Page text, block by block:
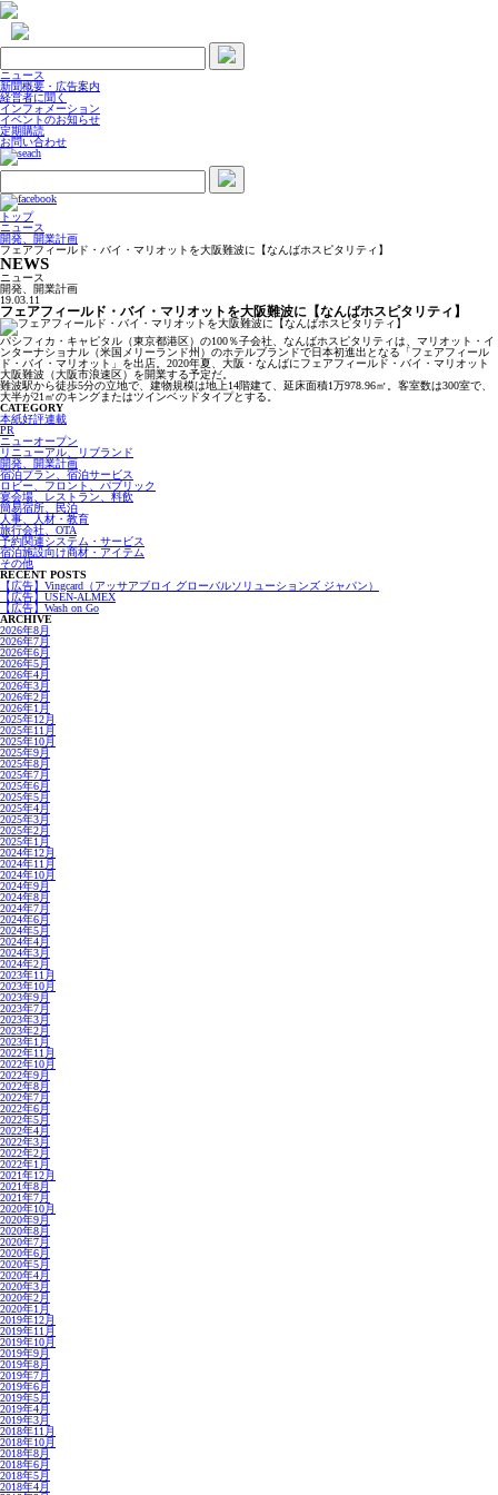
ニュース
新聞概要・広告案内
経営者に聞く
インフォメーション
イベントのお知らせ
定期購読
お問い合わせ
トップ
ニュース
開発、開業計画
フェアフィールド・バイ・マリオットを大阪難波に【なんばホスピタリティ】
NEWS
ニュース
開発、開業計画
19.03.11
フェアフィールド・バイ・マリオットを大阪難波に【なんばホスピタリティ】
パシフィカ・キャピタル（東京都港区）の100％子会社、なんばホスピタリティは、マリオット・イ
ンターナショナル（米国メリーランド州）のホテルブランドで日本初進出となる「フェアフィール
ド・バイ・マリオット」を出店。2020年夏、大阪・なんばにフェアフィールド・バイ・マリオット
大阪難波（大阪市浪速区）を開業する予定だ。
難波駅から徒歩5分の立地で、建物規模は地上14階建て、延床面積1万978.96㎡。客室数は300室で、
大半が21㎡のキングまたはツインベッドタイプとする。
CATEGORY
本紙好評連載
PR
ニューオープン
リニューアル、リブランド
開発、開業計画
宿泊プラン、宿泊サービス
ロビー、フロント、パブリック
宴会場、レストラン、料飲
簡易宿所、民泊
人事、人材・教育
旅行会社、OTA
予約関連システム・サービス
宿泊施設向け商材・アイテム
その他
RECENT POSTS
【広告】Vingcard（アッサアブロイ グローバルソリューションズ ジャパン）
【広告】USEN-ALMEX
【広告】Wash on Go
ARCHIVE
2026年8月
2026年7月
2026年6月
2026年5月
2026年4月
2026年3月
2026年2月
2026年1月
2025年12月
2025年11月
2025年10月
2025年9月
2025年8月
2025年7月
2025年6月
2025年5月
2025年4月
2025年3月
2025年2月
2025年1月
2024年12月
2024年11月
2024年10月
2024年9月
2024年8月
2024年7月
2024年6月
2024年5月
2024年4月
2024年3月
2024年2月
2023年11月
2023年10月
2023年9月
2023年7月
2023年3月
2023年2月
2023年1月
2022年11月
2022年10月
2022年9月
2022年8月
2022年7月
2022年6月
2022年5月
2022年4月
2022年3月
2022年2月
2022年1月
2021年12月
2021年8月
2021年7月
2020年10月
2020年9月
2020年8月
2020年7月
2020年6月
2020年5月
2020年4月
2020年3月
2020年2月
2020年1月
2019年12月
2019年11月
2019年10月
2019年9月
2019年8月
2019年7月
2019年6月
2019年5月
2019年4月
2019年3月
2018年11月
2018年10月
2018年8月
2018年6月
2018年5月
2018年4月